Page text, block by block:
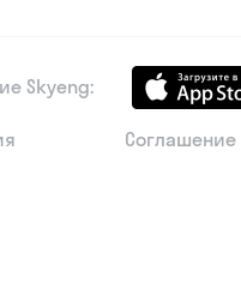
Skyeng: